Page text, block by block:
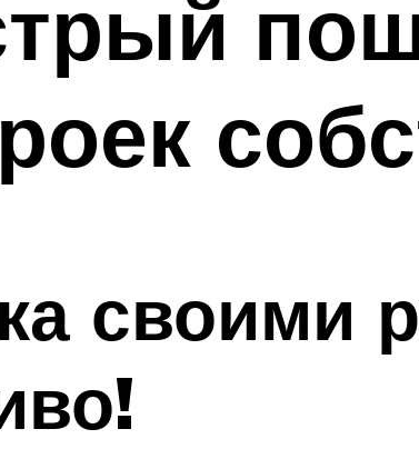
своими